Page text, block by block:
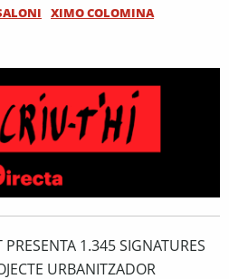
XIMO COLOMINA
1.345 SIGNATURES
URBANITZADOR